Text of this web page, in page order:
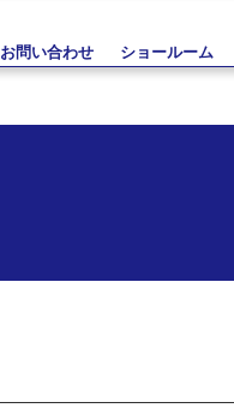
お問い合わせ ショールーム